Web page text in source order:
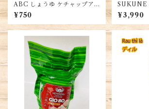
ABC しょうゆ ケチャップア
シン 醬油、品質大豆使用、風
味豊かな調味料、インドネシ
ア産、SOY SAUCE KECAP
¥750
SUKUNE
0kg/1袋)
¥3,990